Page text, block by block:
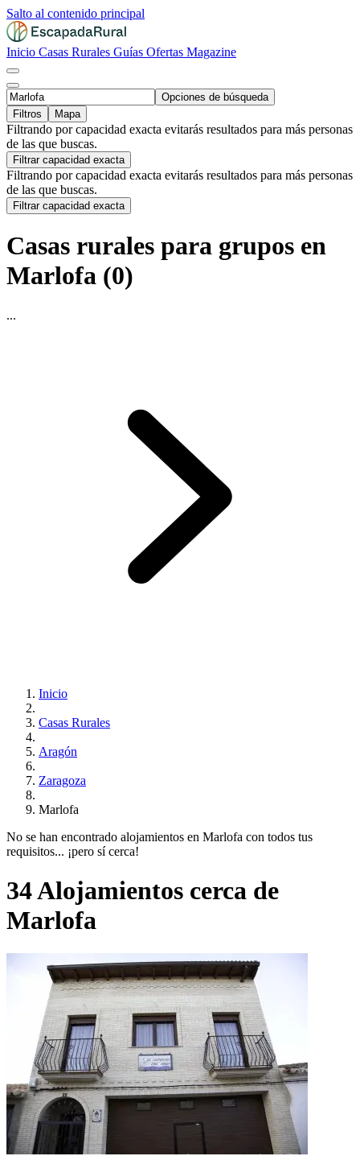
Salto al contenido principal
Inicio Casas Rurales Guías Ofertas Magazine
Opciones de búsqueda
Filtros
Mapa
Filtrando por capacidad exacta evitarás resultados para más personas
de las que buscas.
Filtrar capacidad exacta
Filtrando por capacidad exacta evitarás resultados para más personas
de las que buscas.
Filtrar capacidad exacta
Casas rurales para grupos en
Marlofa (0)
...
Inicio
Casas Rurales
Aragón
Zaragoza
Marlofa
No se han encontrado alojamientos en Marlofa con todos tus
requisitos... ¡pero sí cerca!
34 Alojamientos cerca de
Marlofa